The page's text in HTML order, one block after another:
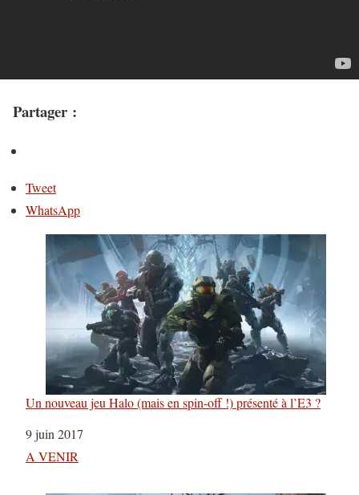
Partager :
Tweet
WhatsApp
Un nouveau jeu Halo (mais en spin-off !) présenté à l’E3 ?
Date
9 juin 2017
Par rapport à
A VENIR